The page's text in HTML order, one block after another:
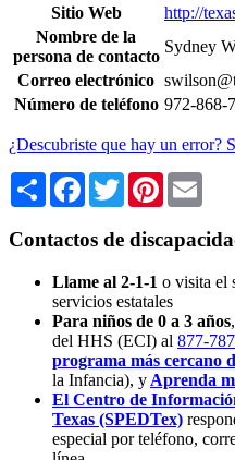
Sitio Web
http://
Nombre de la
persona de contacto
Sydney
Correo electrónico
Número de teléfono 972-868-
¿Descubriste que hay un error?
Share Facebook
TwitterPinterest
Contactos de
Llame al 2-1-1 o visita el
servicios estatales
Para niños de 0 a 3 años
del HHS (ECI) al 877-
programa más cercano
la Infancia), y Aprenda
El Centro de
Texas (SPEDTex)
especial por teléfono,